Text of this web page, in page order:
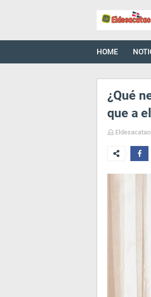
HOME
¿Qué
que a
Eldesacatao